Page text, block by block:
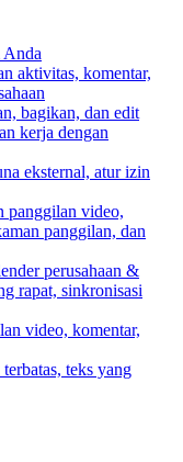
Anda
aktivitas, komentar,
bagikan, dan edit
kerja dengan
eksternal, atur izin
panggilan video,
panggilan, dan
perusahaan &
rapat, sinkronisasi
video, komentar,
teks yang